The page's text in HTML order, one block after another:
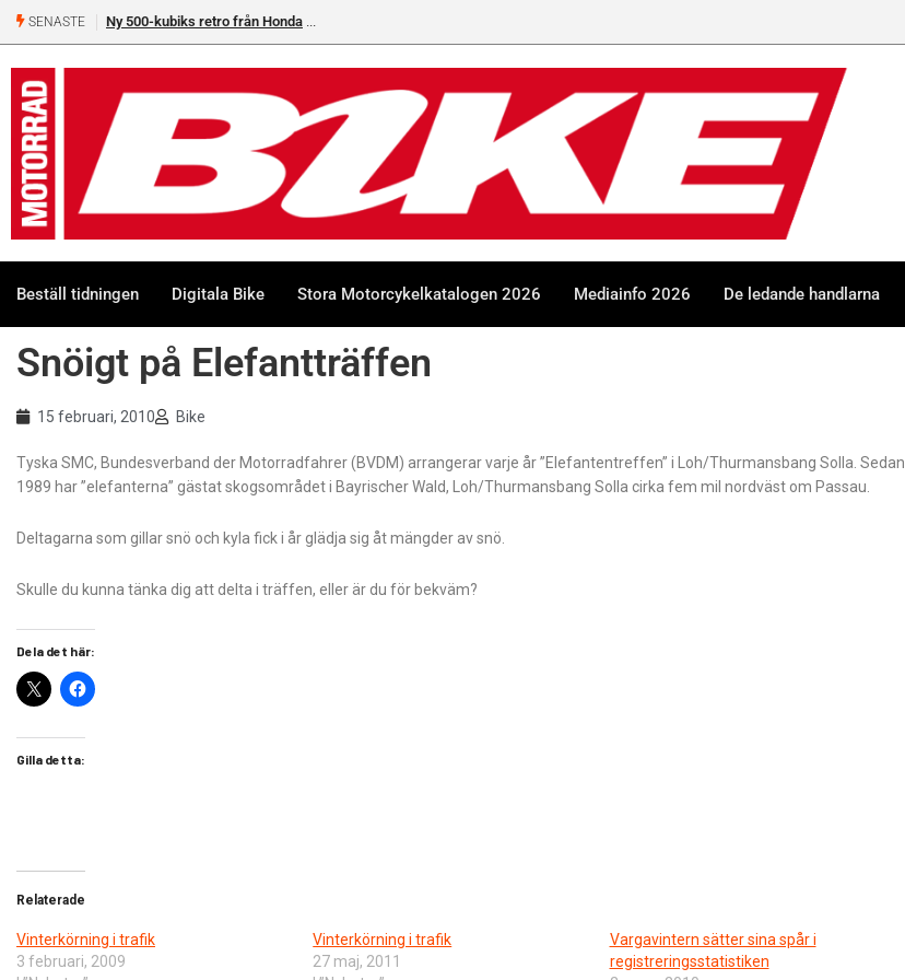
SENASTE Ny 500-kubiks retro från Honda
Beställ tidningen Digitala Bike Stora Motorcykelkatalogen 2026 Mediainfo 2026 De ledande handlarna
Snöigt på Elefantträffen
15 februari, 2010 Bike
Tyska SMC, Bundesverband der Motorradfahrer (BVDM) arrangerar varje år ”Elefantentreffen” i Loh/Thurmansbang Solla. Sedan
1989 har ”elefanterna” gästat skogsområdet i Bayrischer Wald, Loh/Thurmansbang Solla cirka fem mil nordväst om Passau.
Deltagarna som gillar snö och kyla fick i år glädja sig åt mängder av snö.
Skulle du kunna tänka dig att delta i träffen, eller är du för bekväm?
Dela det här:
Gilla detta:
Relaterade
Vinterkörning i trafik
3 februari, 2009
Vinterkörning i trafik
27 maj, 2011
Vargavintern sätter sina spår i
registreringsstatistiken